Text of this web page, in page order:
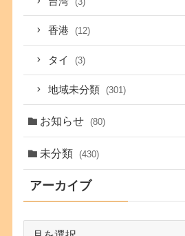
香港 (12)
タイ (3)
地域未分類 (301)
お知らせ (80)
未分類 (430)
アーカイブ